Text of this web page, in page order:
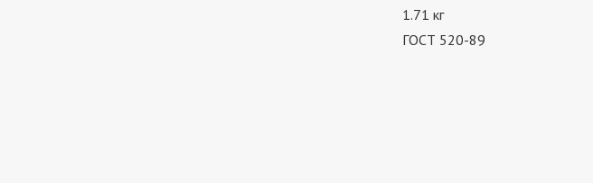
1.71 кг
ГОСТ 520-89